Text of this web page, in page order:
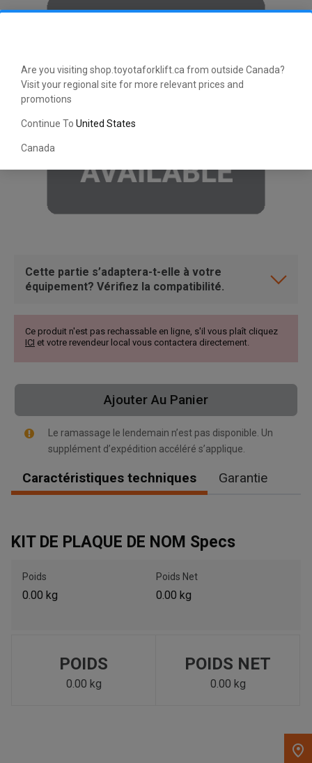
Are you visiting shop.toyotaforklift.ca from outside Canada?
Visit your regional site for more relevant prices and
promotions
Continue To United States
Canada
, , ,
Appelez maintenant
Envoyez un message au concessionnaire
navigation supérieur pour rechercher un autre concessionnaire.
Cette partie s’adaptera-t-elle à votre
équipement? Vérifiez la compatibilité.
Ce produit n'est pas rechassable en ligne, s'il vous plaît cliquez
ICI et votre revendeur local vous contactera directement.
Ajouter Au Panier
Le ramassage le lendemain n’est pas disponible. Un
supplément d’expédition accéléré s’applique.
Caractéristiques techniques Garantie
KIT DE PLAQUE DE NOM Specs
Poids
0.00 kg
Poids Net
0.00 kg
POIDS
0.00 kg
POIDS NET
0.00 kg